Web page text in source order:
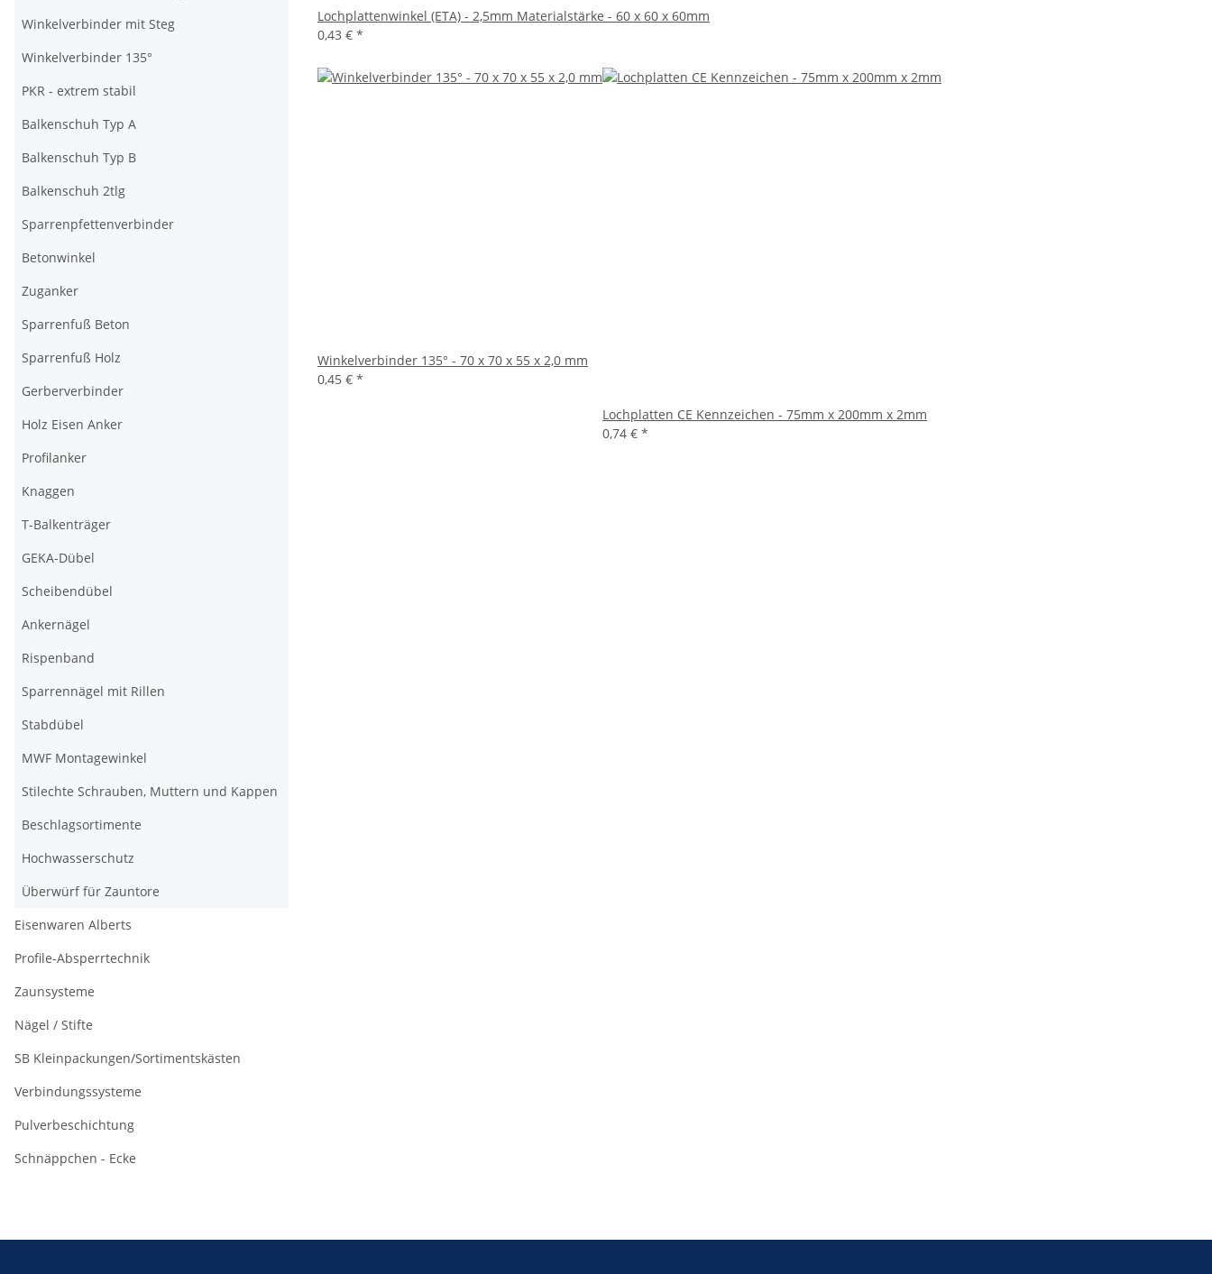
Lochplattenwinkel (ETA) - 2,5mm Materialstärke - 60 x 60 x 60mm
0,43 € *
Winkelverbinder 135° - 70 x 70 x 55 x 2,0 mm
0,45 € *
Lochplatten CE Kennzeichen - 75mm x 200mm x 2mm
0,74 € *
Winkelverbinder mit Steg
Winkelverbinder 135°
PKR - extrem stabil
Balkenschuh Typ A
Balkenschuh Typ B
Balkenschuh 2tlg
Sparrenpfettenverbinder
Betonwinkel
Zuganker
Sparrenfuß Beton
Sparrenfuß Holz
Gerberverbinder
Holz Eisen Anker
Profilanker
Knaggen
T-Balkenträger
GEKA-Dübel
Scheibendübel
Ankernägel
Rispenband
Sparrennägel mit Rillen
Stabdübel
MWF Montagewinkel
Stilechte Schrauben, Muttern und Kappen
Beschlagsortimente
Hochwasserschutz
Überwürf für Zauntore
Eisenwaren Alberts
Profile-Absperrtechnik
Zaunsysteme
Nägel / Stifte
SB Kleinpackungen/Sortimentskästen
Verbindungssysteme
Pulverbeschichtung
Schnäppchen - Ecke